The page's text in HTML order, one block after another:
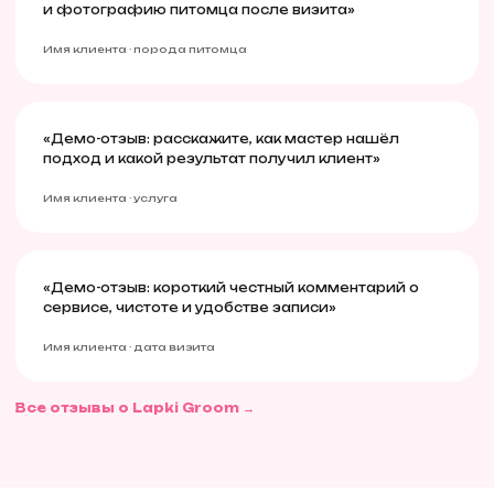
и фотографию питомца после визита»
Имя клиента · порода питомца
«Демо-отзыв: расскажите, как мастер нашёл
подход и какой результат получил клиент»
Имя клиента · услуга
«Демо-отзыв: короткий честный комментарий о
сервисе, чистоте и удобстве записи»
Имя клиента · дата визита
Все отзывы о Lapki Groom →